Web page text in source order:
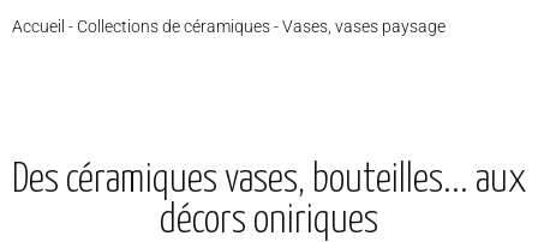
Accueil - Collections de céramiques-Vases, vases paysage
Des céramiques vases, bouteilles... aux
décors oniriques